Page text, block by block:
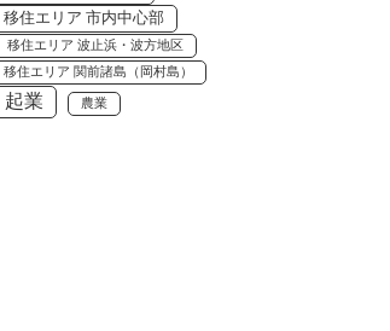
移住エリア 市内中心部
移住エリア 波止浜・波方地区
移住エリア 関前諸島（岡村島）
起業 農業